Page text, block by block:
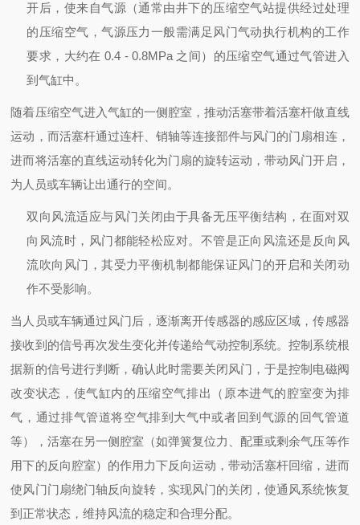
开后，使来自气源（通常由井下的压缩空气站提供经过处理
的压缩空气，气源压力一般需满足风门气动执行机构的工作
要求，大约在 0.4 - 0.8MPa 之间）的压缩空气通过气管进入
到气缸中。
随着压缩空气进入气缸的一侧腔室，推动活塞带着活塞杆做直线
运动，而活塞杆通过连杆、销轴等连接部件与风门的门扇相连，
进而将活塞的直线运动转化为门扇的旋转运动，带动风门开启，
为人员或车辆让出通行的空间。
双向风流适应与风门关闭由于具备无压平衡结构，在面对双
向风流时，风门都能轻松应对。不管是正向风流还是反向风
流吹向风门，其受力平衡机制都能保证风门的开启和关闭动
作不受影响。
当人员或车辆通过风门后，逐渐离开传感器的感应区域，传感器
接收到的信号再次发生变化并传递给气动控制系统。控制系统根
据新的信号进行判断，确认此时需要关闭风门，于是控制电磁阀
改变状态，使气缸内的压缩空气排出（原本进气的腔室变为排
气，通过排气管道将空气排到大气中或者回到气源的回气管道
等），活塞在另一侧腔室（如弹簧复位力、配重或剩余气压等作
用下的反向腔室）的作用力下反向运动，带动活塞杆回缩，进而
使风门门扇绕门轴反向旋转，实现风门的关闭，使通风系统恢复
到正常状态，维持风流的稳定和合理分配。